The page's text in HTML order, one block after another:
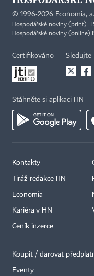
© 1996-2026 Economia,
Hospodářské noviny (print)
Hospodářské noviny (online)
Certifikováno Sledujte
Stáhněte si aplikaci HN
Kontakty
Tiráž redakce HN
Economia
Kariéra v HN
Ceník inzerce
Koupit / darovat
Eventy